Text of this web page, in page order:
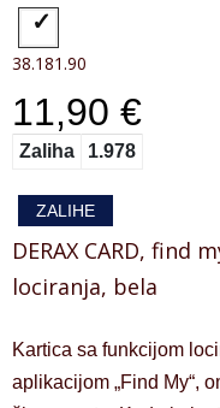
38.181.90
11,90 €
Zaliha 1.978
ZALIHE
DERAX CARD, find
lociranja, bela
Kartica sa funkcijom
aplikacijom „Find My“,